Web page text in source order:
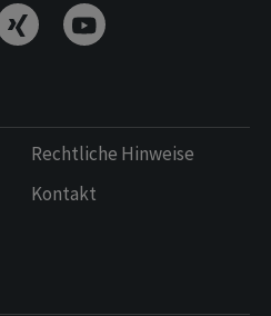
Rechtliche Hinweise
Kontakt